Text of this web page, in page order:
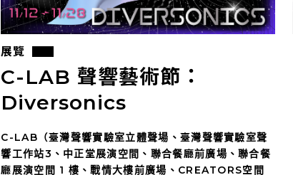
展覽
C-LAB 聲響藝術節：
Diversonics
C-LAB（臺灣聲響實驗室立體聲場、臺灣聲響實驗室聲
響工作站3、中正堂展演空間、聯合餐廳前廣場、聯合餐
廳展演空間 1 樓、戰情大樓前廣場、CREATORS空間